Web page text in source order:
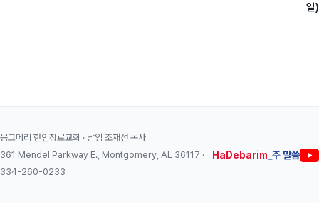
일)
몽고메리 한인장로교회 · 담임 조재선 목사
361 Mendel Parkway E., Montgomery, AL 36117 ·
334-260-0233
HaDebarim _주 말씀